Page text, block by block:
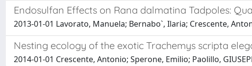
Endosulfan Effects on Rana dalmatina Tadpoles:
2013-01-01 Lavorato, Manuela; Bernabo`, Ilaria; Crescente,
Nesting ecology of the exotic Trachemys scripta
2014-01-01 Crescente, Antonio; Sperone, Emilio; Paolillo,